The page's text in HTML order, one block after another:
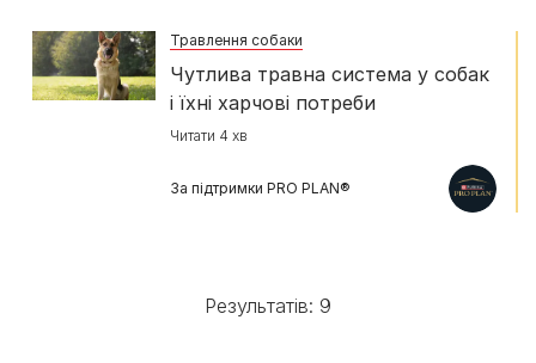
Травлення собаки
Чутлива травна система у собак
і їхні харчові потреби
Читати 4 хв
За підтримки PRO PLAN®
Результатів: 9